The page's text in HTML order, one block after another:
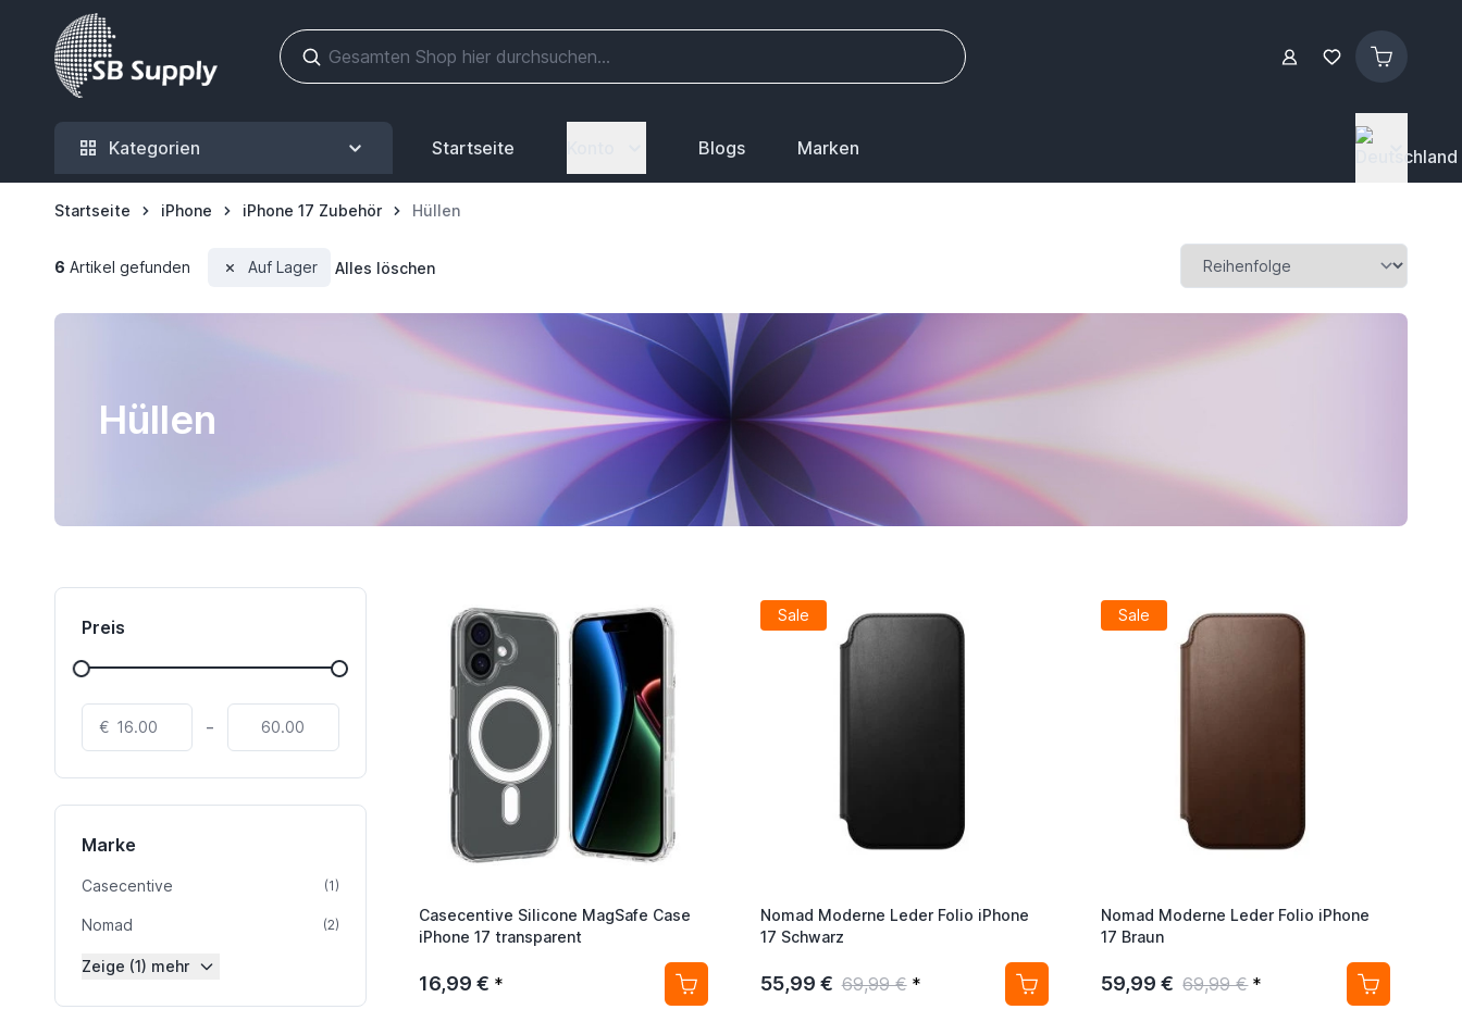
Zum Inhalt springen
Kategorien Startseite Blogs Marken
Startseite iPhone iPhone 17 Zubehör Hüllen
6 Artikel gefunden Auf Lager Alles löschen
Hüllen
Preis
€ -
Marke
Casecentive (1)Artikel
Nomad (2)Artikel
Zeige (1) mehr
Casecentive Silicone MagSafe Case
iPhone 17 transparent
16,99 € *
Sale
Nomad Moderne Leder Folio iPhone
17 Schwarz
55,99 € 69,99 € *
Sale
Nomad Moderne Leder Folio iPhone
17 Braun
59,99 € 69,99 € *